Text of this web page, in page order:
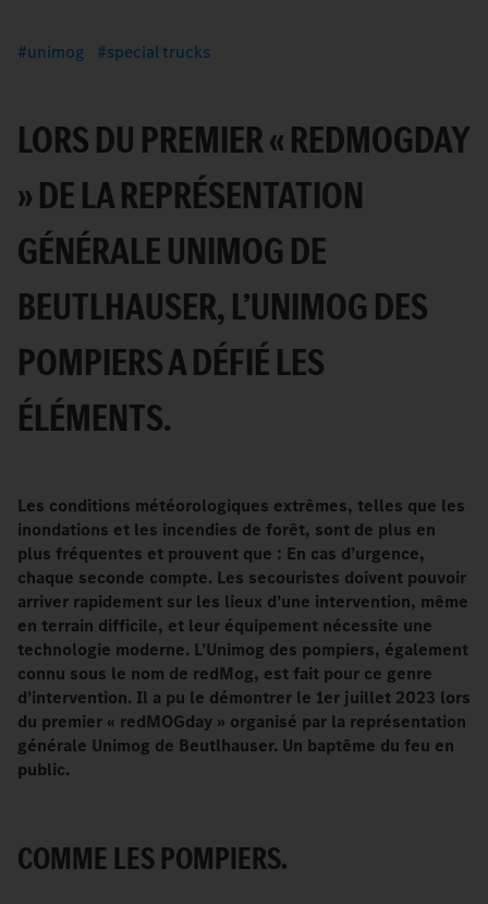
unimog special trucks
LORS DU PREMIER « REDMOGDAY
» DE LA REPRÉSENTATION
GÉNÉRALE UNIMOG DE
BEUTLHAUSER, L’UNIMOG DES
POMPIERS A DÉFIÉ LES
ÉLÉMENTS.
Les conditions météorologiques extrêmes, telles que les
inondations et les incendies de forêt, sont de plus en
plus fréquentes et prouvent que : En cas d’urgence,
chaque seconde compte. Les secouristes doivent pouvoir
arriver rapidement sur les lieux d’une intervention, même
en terrain difficile, et leur équipement nécessite une
technologie moderne. L’Unimog des pompiers, également
connu sous le nom de redMog, est fait pour ce genre
d’intervention. Il a pu le démontrer le 1er juillet 2023 lors
du premier « redMOGday » organisé par la représentation
générale Unimog de Beutlhauser. Un baptême du feu en
public.
COMME LES POMPIERS.